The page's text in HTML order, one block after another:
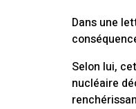
Dans une
Selon lui,
nucléaire